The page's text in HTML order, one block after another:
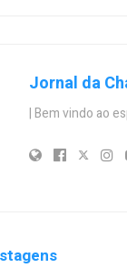
Jornal da
| Bem vindo ao